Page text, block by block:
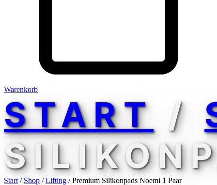
Warenkorb
START /
Start / Shop /Lifting / Premium Silikonpads Noemi 1 Paar